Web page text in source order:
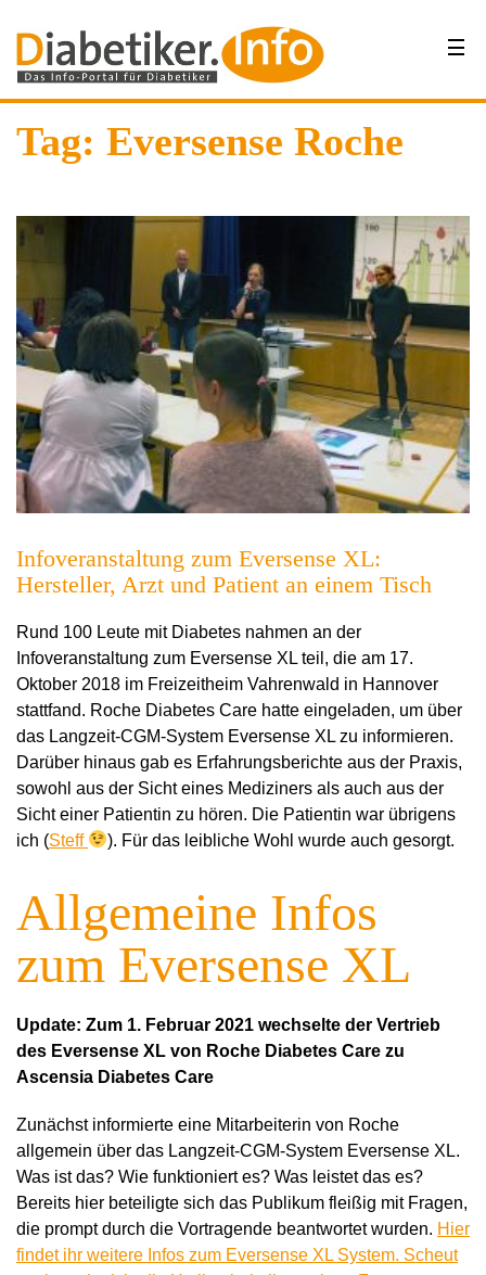
Tag: Eversense Roche
Infoveranstaltung zum Eversense XL:
Hersteller, Arzt und Patient an einem Tisch
Rund 100 Leute mit Diabetes nahmen an der
Infoveranstaltung zum Eversense XL teil, die am 17.
Oktober 2018 im Freizeitheim Vahrenwald in Hannover
stattfand. Roche Diabetes Care hatte eingeladen, um über
das Langzeit-CGM-System Eversense XL zu informieren.
Darüber hinaus gab es Erfahrungsberichte aus der Praxis,
sowohl aus der Sicht eines Mediziners als auch aus der
Sicht einer Patientin zu hören. Die Patientin war übrigens
ich (Steff ). Für das leibliche Wohl wurde auch gesorgt.
Allgemeine Infos
zum Eversense XL
Update: Zum 1. Februar 2021 wechselte der Vertrieb
des Eversense XL von Roche Diabetes Care zu
Ascensia Diabetes Care
Zunächst informierte eine Mitarbeiterin von Roche
allgemein über das Langzeit-CGM-System Eversense XL.
Was ist das? Wie funktioniert es? Was leistet das es?
Bereits hier beteiligte sich das Publikum fleißig mit Fragen,
die prompt durch die Vortragende beantwortet wurden. Hier
findet ihr weitere Infos zum Eversense XL System. Scheut